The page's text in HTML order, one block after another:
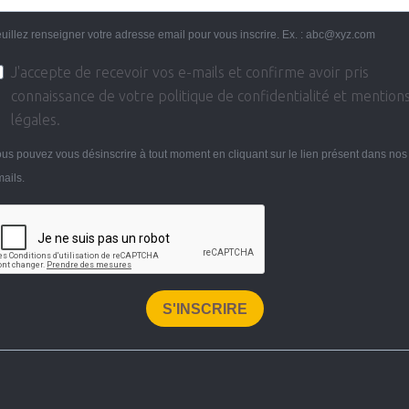
renseigner votre adresse email pour vous inscrire. Ex. : abc@xyz.com
J'accepte de recevoir vos e-mails et confirme avoir pris
connaissance de votre politique de confidentialité et
légales.
pouvez vous désinscrire à tout moment en cliquant sur le lien présent dans nos
S'INSCRIRE